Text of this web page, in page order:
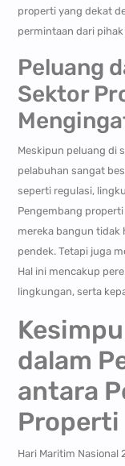
properti yang dekat
permintaan dari
Peluang
Sektor
Meskipun peluang di
pelabuhan sangat
seperti regulasi,
Pengembang
mereka bangun tidak
pendek. Tetapi juga
Hal ini mencakup
lingkungan, serta
dalam
antara
Properti
Hari Maritim